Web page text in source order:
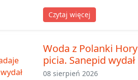
Czytaj więcej
Woda z Polanki
picia. Sanepid
08 sierpień 2026